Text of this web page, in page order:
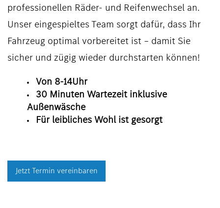
professionellen Räder- und Reifenwechsel an.
Unser eingespieltes Team sorgt dafür, dass Ihr
Fahrzeug optimal vorbereitet ist – damit Sie
sicher und zügig wieder durchstarten können!
Von 8-14Uhr
30 Minuten Wartezeit inklusive
Außenwäsche
Für leibliches Wohl ist gesorgt
Jetzt Termin vereinbaren